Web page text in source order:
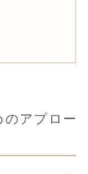
のアプロー